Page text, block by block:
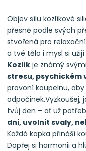
Objev sílu kozlíkové
přesně podle svých
stvořená pro
a tvé tělo i mysl si
Kozlík je známý svými
stresu, psychickém
provoní koupelnu,
odpočinek.Vyzkoušej,
tvůj den – ať už
dni, uvolnit svaly,
Každá kapka přináší
Dopřej si harmonii a